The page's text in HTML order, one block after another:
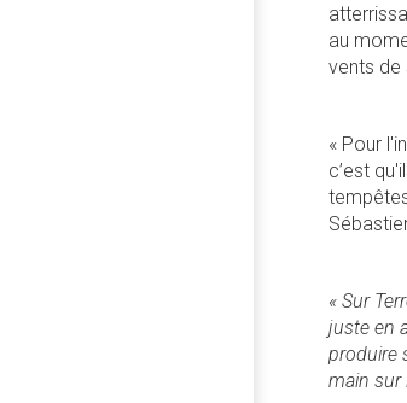
au
vents de
« Pour
c’est
« Sur
juste en
produire
main sur